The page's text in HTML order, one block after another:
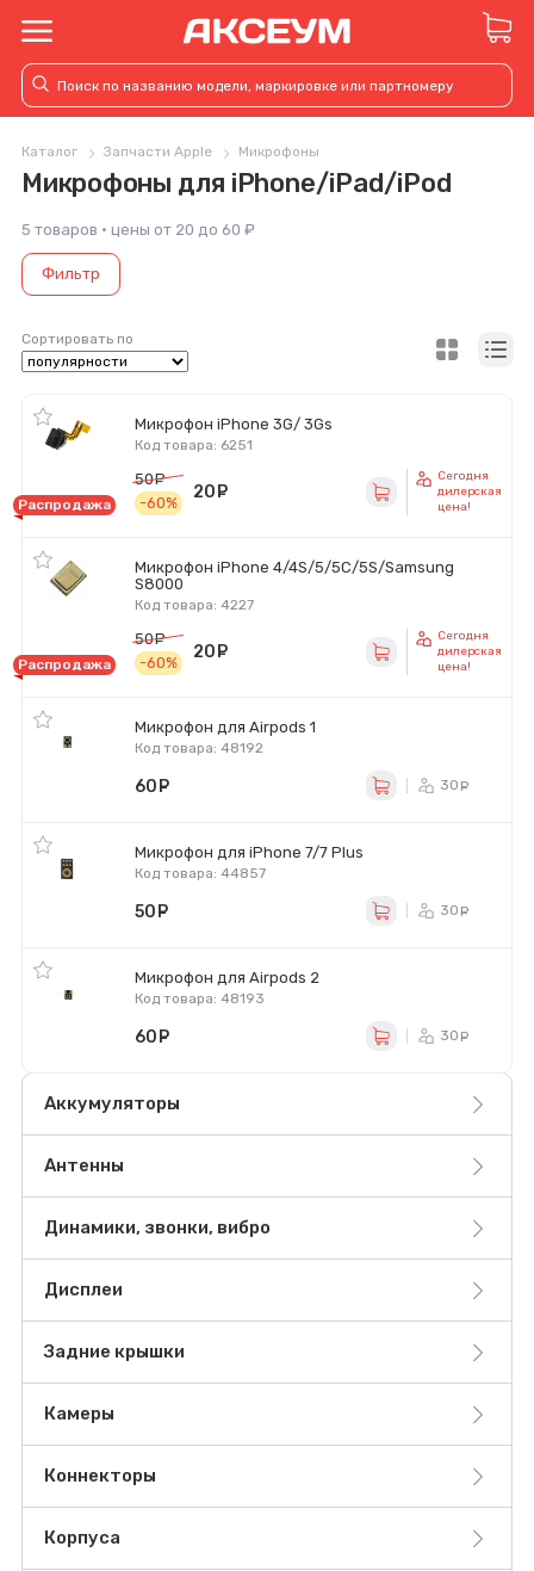
Каталог Запчасти Apple Микрофоны
Микрофоны для iPhone/iPad/iPod
5 товаров · цены от 20 до 60 ₽
Фильтр
Сортировать по
Микрофон iPhone 3G/ 3Gs
Код товара: 6251
Распродажа
50
руб.
-60%
20
Сегодня
дилерская
цена!
Микрофон iPhone 4/4S/5/5C/5S/Samsung
S8000
Код товара: 4227
Распродажа
50
руб.
-60%
20
Сегодня
дилерская
цена!
Микрофон для Airpods 1
Код товара: 48192
60 30
Микрофон для iPhone 7/7 Plus
Код товара: 44857
50 30
Микрофон для Airpods 2
Код товара: 48193
60 30
Аккумуляторы
Антенны
Динамики, звонки, вибро
Дисплеи
Задние крышки
Камеры
Коннекторы
Корпуса